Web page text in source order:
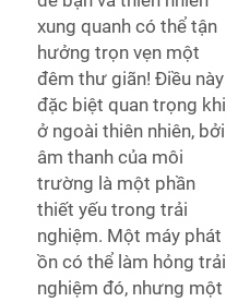
xung quanh có thể tận
hưởng trọn vẹn một
đêm thư giãn! Điều này
đặc biệt quan trọng khi
ở ngoài thiên nhiên, bởi
âm thanh của môi
trường là một phần
thiết yếu trong trải
nghiệm. Một máy phát
ồn có thể làm hỏng trải
nghiệm đó, nhưng một